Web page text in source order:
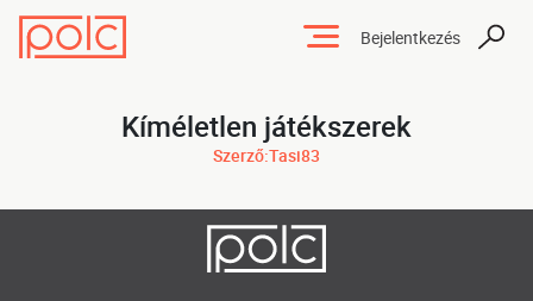
Bejelentkezés
Kíméletlen játékszerek
Szerző:Tasi83